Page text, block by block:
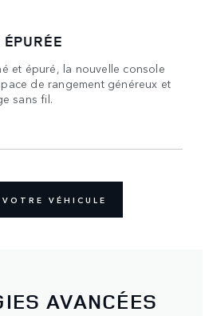
et épuré, la nouvelle console
de rangement généreux et
sans fil.
VÉHICULE
AVANCÉES